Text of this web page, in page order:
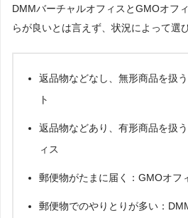
DMMバーチャルオフィスとGMOオフ
らが良いとは言えず、状況によって選
返品物などなし、無形商品を扱
ト
返品物などあり、有形商品を扱
ィス
郵便物がたまに届く：GMOオフ
郵便物でのやりとりが多い：